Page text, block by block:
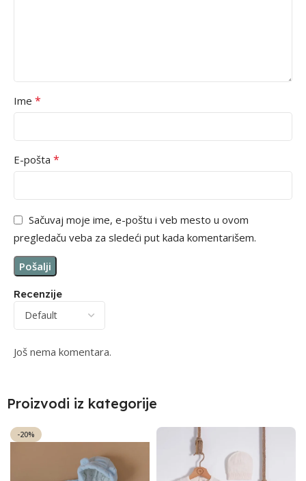
Recenzije
Još nema komentara.
Ime *
E-pošta *
Sačuvaj moje ime, e-poštu i veb mesto u ovom
pregledaču veba za sledeći put kada komentarišem.
Proizvodi iz kategorije
-20%